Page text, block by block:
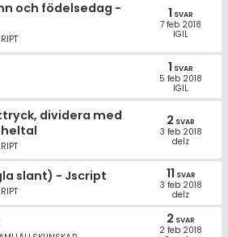
och födelsedag -
1 SVAR
7 feb 2018
IGIL
1 SVAR
5 feb 2018
IGIL
dividera med
2 SVAR
3 feb 2018
delz
slant) - Jscript 11 SVAR
3 feb 2018
delz
2 SVAR
2 feb 2018